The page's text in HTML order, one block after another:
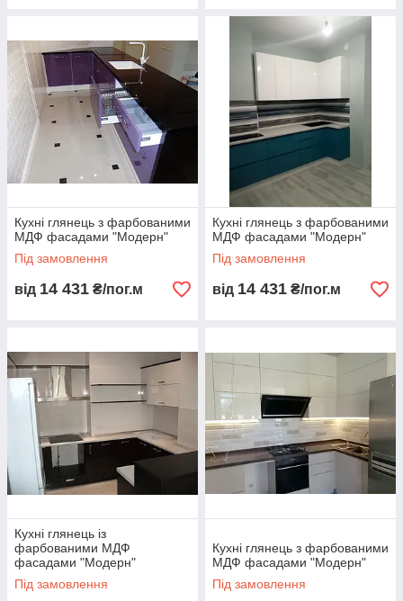
Кухні глянець з фарбованими
МДФ фасадами "Модерн"
Під замовлення
від 14 431 ₴/пог.м
Кухні глянець з фарбованими
МДФ фасадами "Модерн"
Під замовлення
від 14 431 ₴/пог.м
Кухні глянець із
фарбованими МДФ
фасадами "Модерн"
Під замовлення
Кухні глянець з фарбованими
МДФ фасадами "Модерн"
Під замовлення